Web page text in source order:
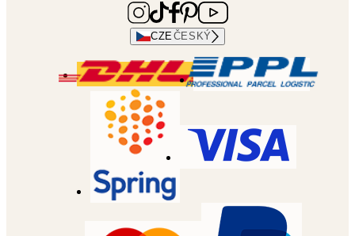
CZEČESKÝ